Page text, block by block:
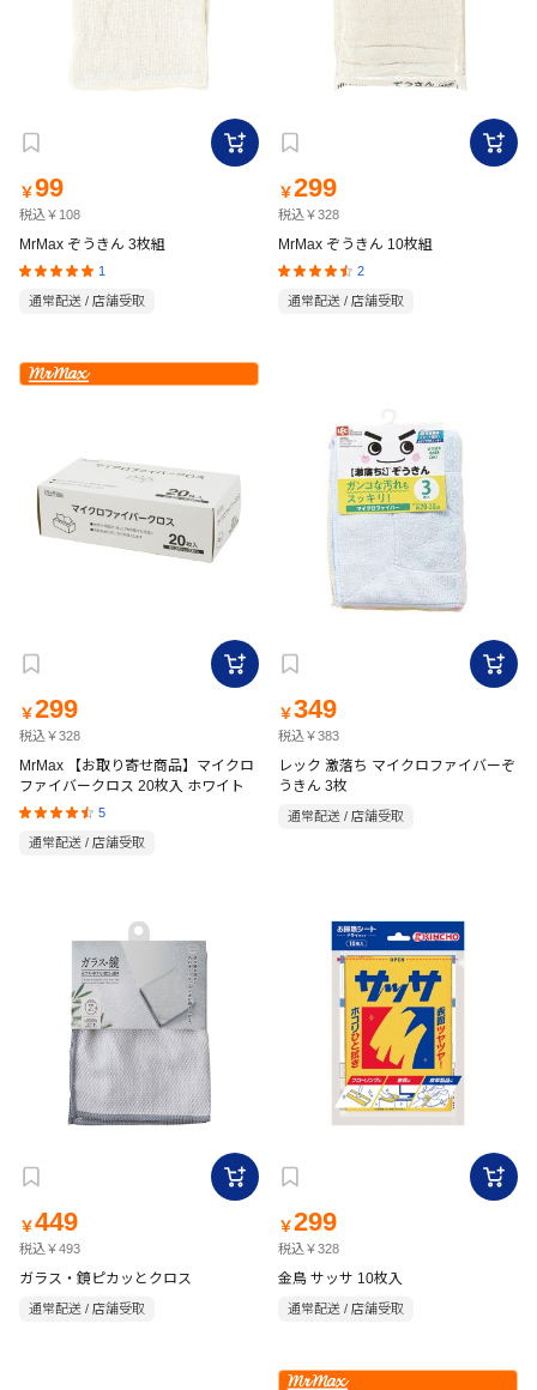
￥99
税込￥108
MrMax ぞうきん 3枚組
1
通常配送 / 店舗受取
￥299
税込￥328
MrMax ぞうきん 10枚組
2
通常配送 / 店舗受取
￥299
税込￥328
MrMax 【お取り寄せ商品】マイクロ
ファイバークロス 20枚入 ホワイト
5
通常配送 / 店舗受取
￥349
税込￥383
レック 激落ち マイクロファイバーぞ
うきん 3枚
通常配送 / 店舗受取
￥449
税込￥493
ガラス・鏡ピカッとクロス
通常配送 / 店舗受取
￥299
税込￥328
金鳥 サッサ 10枚入
通常配送 / 店舗受取